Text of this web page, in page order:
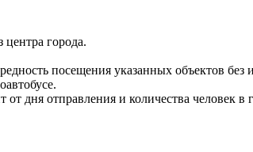
города.
посещения указанных объектов без
дня отправления и количества человек в